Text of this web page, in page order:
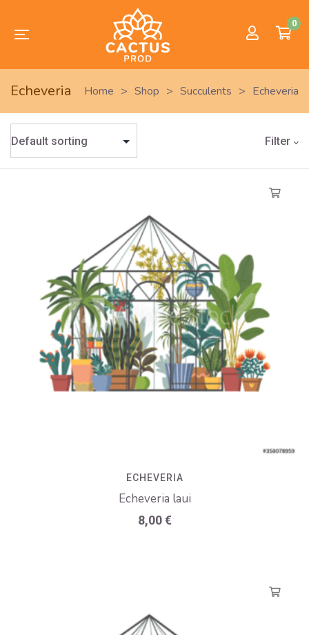
0
Echeveria Home > Shop > Succulents > Echeveria
Filter
ECHEVERIA
Echeveria laui
8,00€